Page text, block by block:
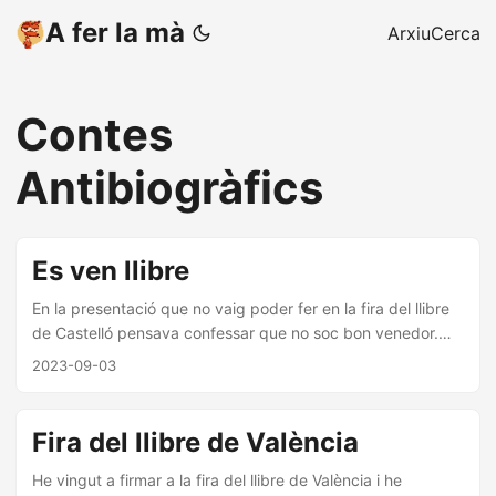
A fer la mà ArxiuCerca
Contes
Antibiogràfics
Es ven llibre
En la presentació que no vaig poder fer en la fira del llibre
de Castelló pensava confessar que no soc bon venedor.
Tot seguit, havia reservat més de cinc minuts a parlar de la
estava escrivint el llibre, mai m’haguera imaginat que en
algun moment l’hauria de vendre. L’objectiu era autoeditar-
lo i regalar còpies a amics i familiars. La idea que algú
2023-09-03
Fira del llibre de València
He vingut a firmar a la fira del llibre de València i he